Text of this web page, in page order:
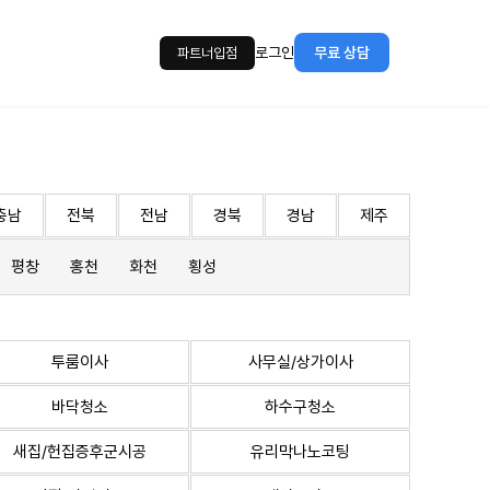
파트너입점 로그인 무료 상담
남 전북 전남 경북 경남 제주
평창 홍천 화천 횡성
투룸이사 사무실/상가이사
바닥청소 하수구청소
새집/헌집증후군시공 유리막나노코팅